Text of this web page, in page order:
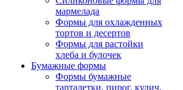
мармелада
Формы для oхлажденных
тортов и десертов
Формы для растойки
хлеба и булочек
Бумажные формы
Формы бумажные
тарталетки, пирог, кулич,